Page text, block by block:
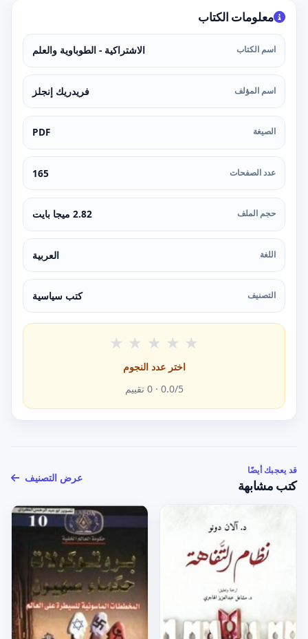
معلومات الكتاب
اسم الكتاب الاشتراكية - الطوباوية والعلم
اسم المؤلف فريدريك إنجلز
الصيغة PDF
عدد الصفحات 165
حجم الملف 2.82 ميجا بايت
اللغة العربية
التصنيف كتب سياسية
★ ★ ★ ★ ★
اختر عدد النجوم
0.0/5 ·
0 تقييم
قد يعجبك أيضًا
كتب مشابهة
عرض التصنيف